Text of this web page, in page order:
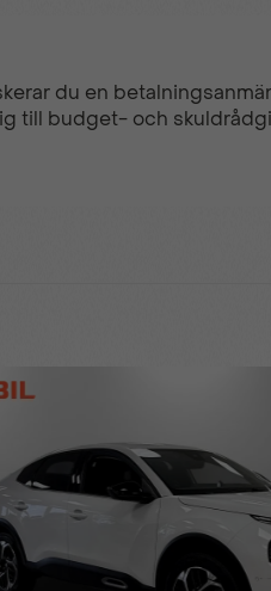
du en
till budget- och